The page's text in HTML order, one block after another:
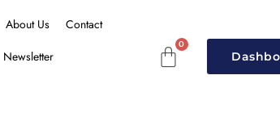
About Us
Contact
Newsletter